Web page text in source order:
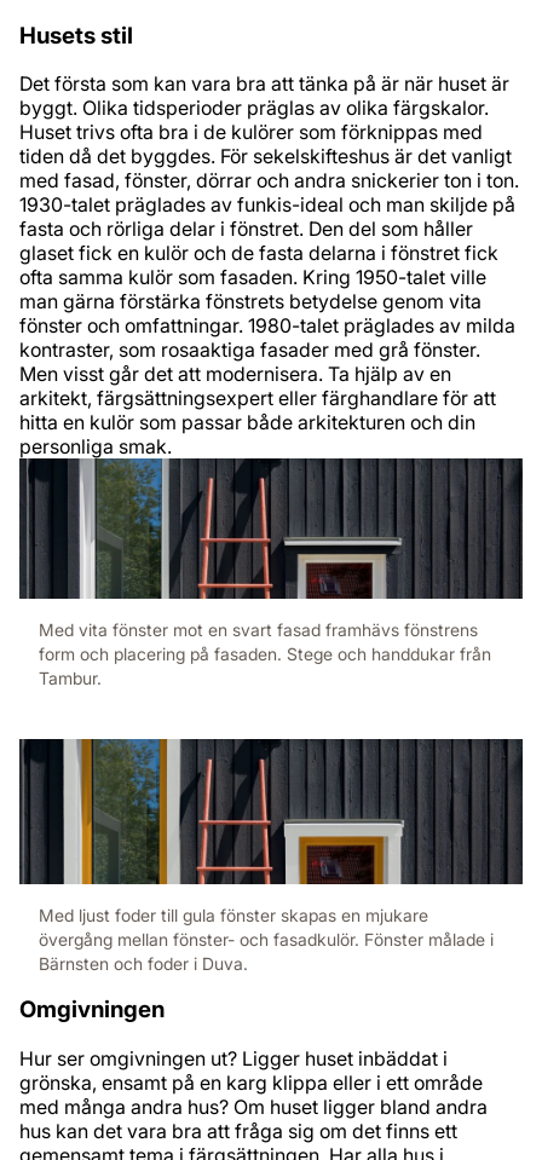
Husets stil
Det första som kan vara bra att tänka på är när huset är
byggt. Olika tidsperioder präglas av olika färgskalor.
Huset trivs ofta bra i de kulörer som förknippas med
tiden då det byggdes. För sekelskifteshus är det vanligt
med fasad, fönster, dörrar och andra snickerier ton i ton.
1930-talet präglades av funkis-ideal och man skiljde på
fasta och rörliga delar i fönstret. Den del som håller
glaset fick en kulör och de fasta delarna i fönstret fick
ofta samma kulör som fasaden. Kring 1950-talet ville
man gärna förstärka fönstrets betydelse genom vita
fönster och omfattningar. 1980-talet präglades av milda
kontraster, som rosaaktiga fasader med grå fönster.
Men visst går det att modernisera. Ta hjälp av en
arkitekt, färgsättningsexpert eller färghandlare för att
hitta en kulör som passar både arkitekturen och din
personliga smak.
Med vita fönster mot en svart fasad framhävs fönstrens
form och placering på fasaden. Stege och handdukar från
Tambur.
Med ljust foder till gula fönster skapas en mjukare
övergång mellan fönster- och fasadkulör. Fönster målade i
Bärnsten och foder i Duva.
Omgivningen
Hur ser omgivningen ut? Ligger huset inbäddat i
grönska, ensamt på en karg klippa eller i ett område
med många andra hus? Om huset ligger bland andra
hus kan det vara bra att fråga sig om det finns ett